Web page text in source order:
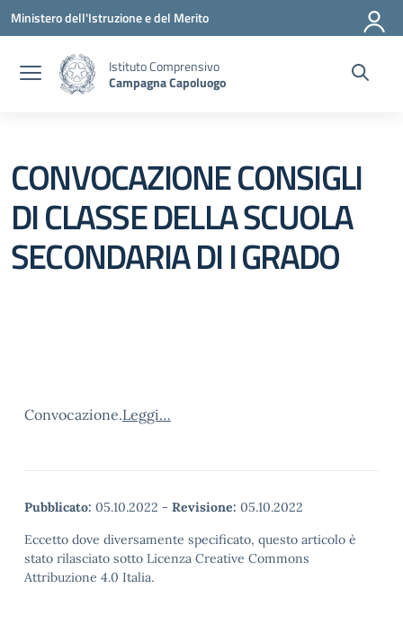
Vai ai contenuti
Vai al menu di navigazione
Vai al footer
Ministero dell'Istruzione e del Merito
Istituto Comprensivo
Campagna Capoluogo
CONVOCAZIONE CONSIGLI
DI CLASSE DELLA SCUOLA
SECONDARIA DI I GRADO
Convocazione.Leggi…
Pubblicato: 05.10.2022 - Revisione: 05.10.2022
Eccetto dove diversamente specificato, questo articolo è
stato rilasciato sotto Licenza Creative Commons
Attribuzione 4.0 Italia.